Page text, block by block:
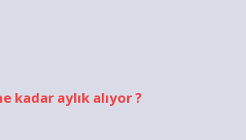
kadar aylık alıyor ?